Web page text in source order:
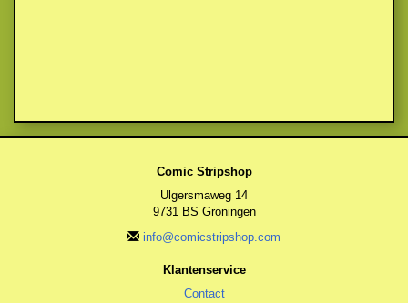
Comic Stripshop
Ulgersmaweg 14
9731 BS Groningen
info@comicstripshop.com
Klantenservice
Contact